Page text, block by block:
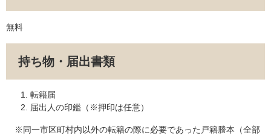
無料
持ち物・届出書類
転籍届
届出人の印鑑（※押印は任意）
※同一市区町村内以外の転籍の際に必要であった戸籍謄本（全部